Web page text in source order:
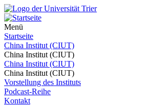
Menü
Startseite
China Institut (CIUT)
China Institut (CIUT)
China Institut (CIUT)
China Institut (CIUT)
Vorstellung des Instituts
Podcast-Reihe
Kontakt